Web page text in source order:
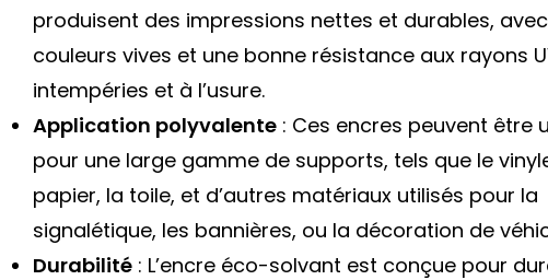
produisent des impressions nettes et durables,
couleurs vives et une bonne résistance aux rayons
intempéries et à l’usure.
Application polyvalente : Ces encres peuvent être
pour une large gamme de supports, tels que le
papier, la toile, et d’autres matériaux utilisés pour la
signalétique, les bannières, ou la décoration de
Durabilité : L’encre éco-solvant est conçue pour